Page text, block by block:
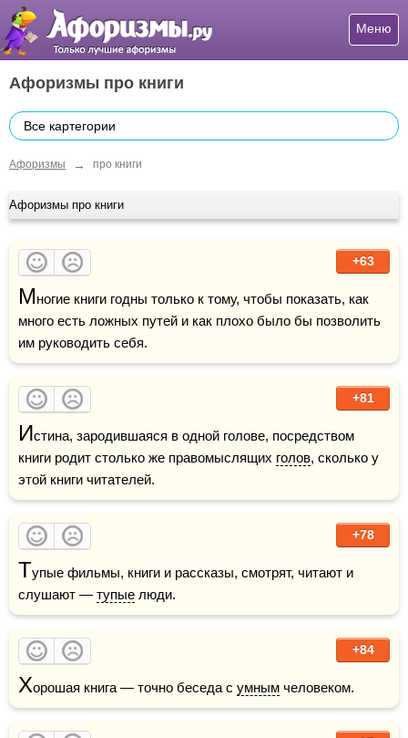
Меню
Афоризмы про книги
Все картегории
Афоризмы → про книги
Афоризмы про книги
+63
Многие книги годны только к тому, чтобы показать, как
много есть ложных путей и как плохо было бы позволить
им руководить себя.
+81
Истина, зародившаяся в одной голове, посредством
книги родит столько же правомыслящих голов, сколько у
этой книги читателей.
+78
Тупые фильмы, книги и рассказы, смотрят, читают и
слушают — тупые люди.
+84
Хорошая книга — точно беседа с умным человеком.